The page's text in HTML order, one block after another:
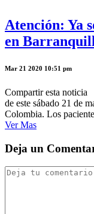
Atención: Ya
en
Mar 21 2020 10:51 pm
Compartir esta
de este sábado 21 de
Colombia. Los
Ver Mas
Deja un